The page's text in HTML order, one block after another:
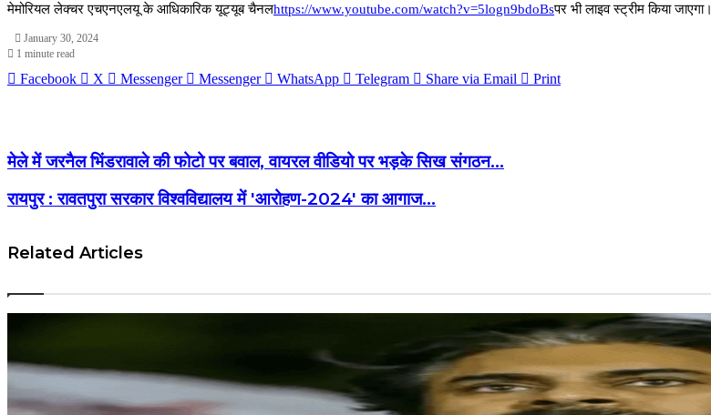
मेमोरियल लेक्चर एचएनएलयू के आधिकारिक यूट्यूब चैनलhttps://www.youtube.com/watch?v=5logn9bdoBsपर भी लाइव स्ट्रीम किया जाएगा।
January 30, 2024
1 minute read
Facebook X Messenger Messenger WhatsApp Telegram Share via Email Print
मेले में जरनैल भिंडरावाले की फोटो पर बवाल, वायरल वीडियो पर भड़के सिख संगठन...
रायपुर : रावतपुरा सरकार विश्वविद्यालय में 'आरोहण-2024' का आगाज...
Related Articles